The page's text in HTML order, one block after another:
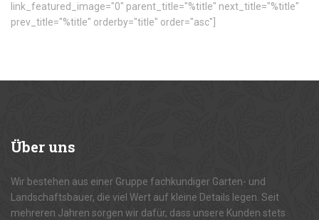
link_featured_image="0" parent_title="%title" next_title="%title"
prev_title="%title" orderby="title" order="asc"]
Überuns
Wir bestehen aus einer Gruppe fachkundiger Garten- und
Landschaftsbauer, die viel Wert auf kleine Details legen. Seit
mehreren Jahren sorgen wir dafür, dass unsere Kunden stets